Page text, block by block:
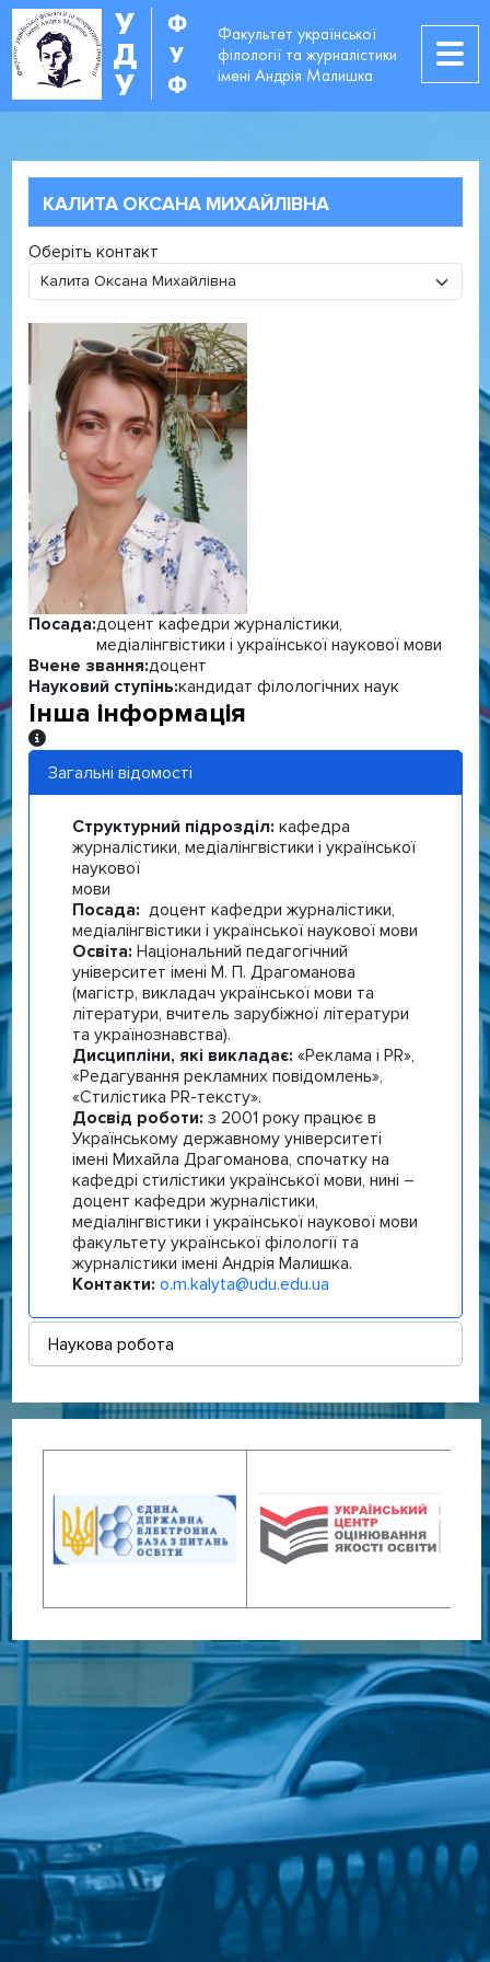
У
Д
У
Ф
У
Ф
Факультет української
філології та журналістики
імені Андрія Малишка
КАЛИТА ОКСАНА МИХАЙЛІВНА
Оберіть контакт
Посада:доцент кафедри журналістики,
медіалінгвістики і української наукової мови
Вчене звання:доцент
Науковий ступінь:кандидат філологічних наук
Інша інформація
Інша інформація
Загальні відомості
Структурний підрозділ: кафедра
журналістики, медіалінгвістики і української
наукової
мови
Посада: доцент кафедри журналістики,
медіалінгвістики і української наукової мови
Освіта: Національний педагогічний
університет імені М. П. Драгоманова
(магістр, викладач української мови та
літератури, вчитель зарубіжної літератури
та українознавства).
Дисципліни, які викладає: «Реклама і PR»,
«Редагування рекламних повідомлень»,
«Стилістика PR-тексту».
Досвід роботи: з 2001 року працює в
Українському державному університеті
імені Михайла Драгоманова, спочатку на
кафедрі стилістики української мови, нині –
доцент кафедри журналістики,
медіалінгвістики і української наукової мови
факультету української філології та
журналістики імені Андрія Малишка.
Контакти: o.m.kalyta@udu.edu.ua
Наукова робота